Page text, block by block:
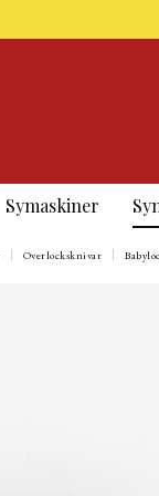
Symaskiner
Overlocksknivar